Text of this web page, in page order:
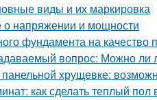
виды и их маркировка
напряжении и мощности
фундамента на качество
вопрос: Можно ли
хрущевке:
как сделать теплый пол